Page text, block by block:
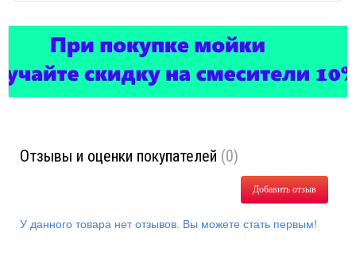
Отзывы и оценки покупателей (0)
Добавить отзыв
У данного товара нет отзывов. Вы можете стать первым!